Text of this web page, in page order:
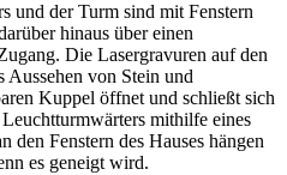
und der Turm sind mit Fenstern
hinaus über einen
Die Lasergravuren auf den
Aussehen von Stein und
Kuppel öffnet und schließt sich
mithilfe eines
den Fenstern des Hauses hängen
es geneigt wird.